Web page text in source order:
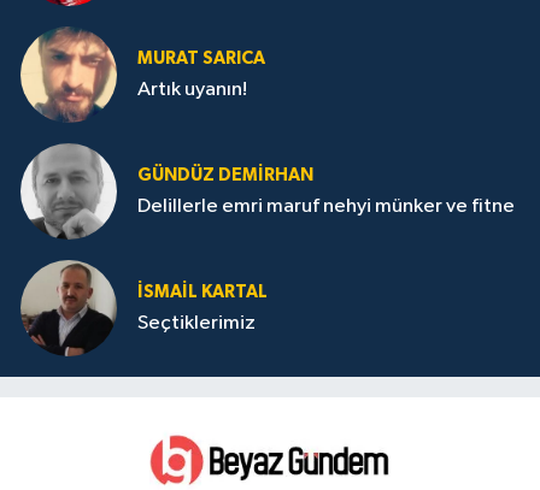
MURAT SARICA
Artık uyanın!
GÜNDÜZ DEMIRHAN
Delillerle emri maruf nehyi münker ve fitne
İSMAIL KARTAL
Seçtiklerimiz